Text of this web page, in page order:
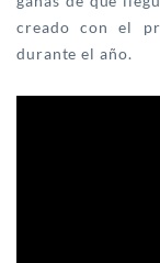
creado con el
durante el año.